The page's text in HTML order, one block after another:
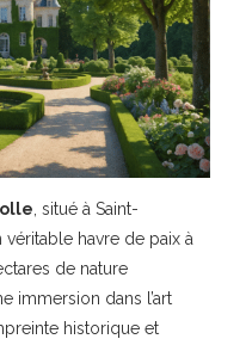
, situé à Saint-
véritable havre de paix à
de nature
immersion dans l’art
historique et